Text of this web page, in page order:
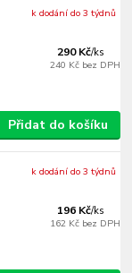
290 Kč/ks
240 Kč bez DPH
k dodání do 3 týdnů
Přidat do košíku
196 Kč/ks
162 Kč bez DPH
k dodání do 3 týdnů